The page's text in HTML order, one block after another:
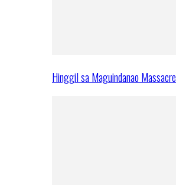
Hinggil sa Maguindanao Massacre